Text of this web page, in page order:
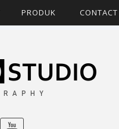
PRODUK